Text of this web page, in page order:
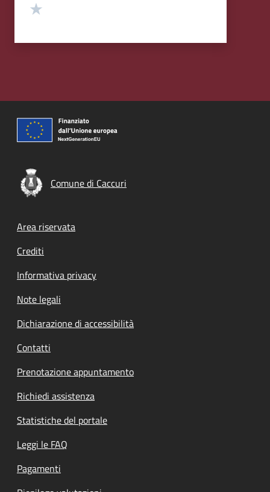
Comune di Caccuri
Footer menu
Area riservata
Crediti
Informativa privacy
Note legali
Dichiarazione di accessibilità
Contatti
Prenotazione appuntamento
Richiedi assistenza
Statistiche del portale
Leggi le FAQ
Pagamenti